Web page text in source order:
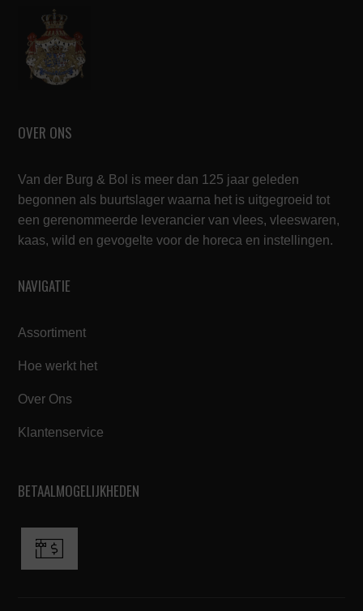
OVER ONS
Van der Burg & Bol is meer dan 125 jaar geleden
begonnen als buurtslager waarna het is uitgegroeid tot
een gerenommeerde leverancier van vlees, vleeswaren,
kaas, wild en gevogelte voor de horeca en instellingen.
NAVIGATIE
Assortiment
Hoe werkt het
Over Ons
Klantenservice
BETAALMOGELIJKHEDEN